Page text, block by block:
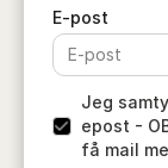
Jeg
epost -
få mail